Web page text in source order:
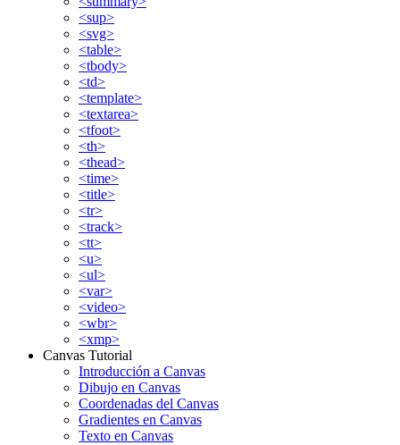
<sup>
<svg>
<table>
<tbody>
<td>
<template>
<textarea>
<tfoot>
<th>
<thead>
<time>
<title>
<tr>
<track>
<tt>
<u>
<ul>
<var>
<video>
<wbr>
<xmp>
Canvas Tutorial
Introducción a Canvas
Dibujo en Canvas
Coordenadas del Canvas
Gradientes en Canvas
Texto en Canvas